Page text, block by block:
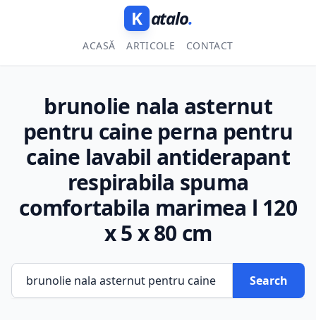
K atalo.
ACASĂ ARTICOLE CONTACT
brunolie nala asternut
pentru caine perna pentru
caine lavabil antiderapant
respirabila spuma
comfortabila marimea l 120
x 5 x 80 cm
Search